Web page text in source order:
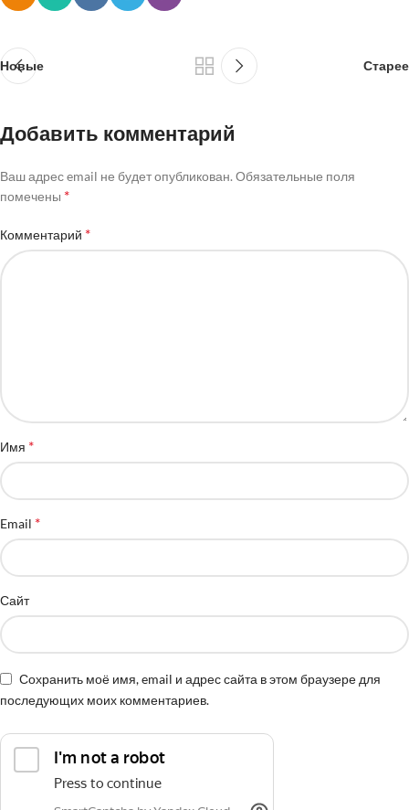
Новые Старее
Добавить комментарий
Ваш адрес email не будет опубликован. Обязательные поля
помечены *
Комментарий *
Имя *
Email *
Сайт
Сохранить моё имя, email и адрес сайта в этом браузере для
последующих моих комментариев.